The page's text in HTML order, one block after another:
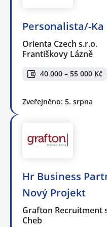
Personalista/-Ka
Orienta Czech s.r.o.
Františkovy Lázně
40 000 – 55 000 Kč
Zveřejněno: 5. srpna
Hr Business
Nový Projekt
Grafton Recruitment
Cheb